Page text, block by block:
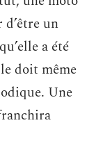
un
a été
doit même
Une